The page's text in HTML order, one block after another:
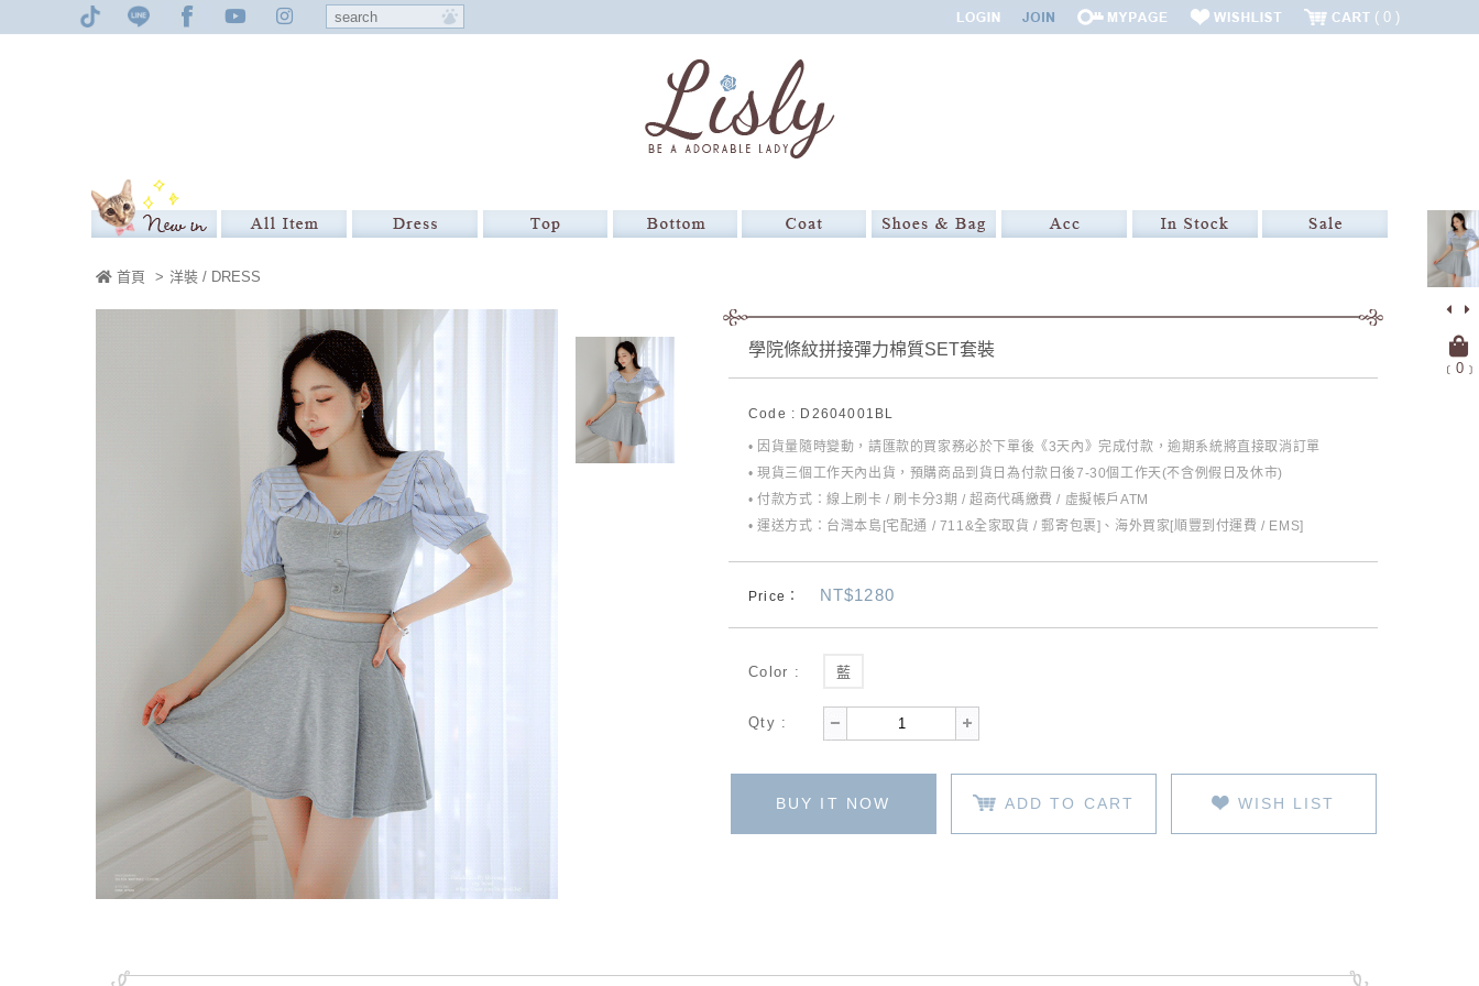
0
﹝ 0﹞
首頁 > 洋裝 / DRESS
學院條紋拼接彈力棉質SET套裝
Code : D2604001BL
• 因貨量隨時變動，請匯款的買家務必於下單後《3天內》完成付款，逾期系統將直接取消訂單
• 現貨三個工作天內出貨，預購商品到貨日為付款日後7-30個工作天(不含例假日及休市)
• 付款方式：線上刷卡 / 刷卡分3期 / 超商代碼繳費 / 虛擬帳戶ATM
• 運送方式：台灣本島[宅配通 / 711&全家取貨 / 郵寄包裹]、海外買家[順豐到付運費 / EMS]
Price： NT$1280
Color : 藍
Qty :
BUY IT NOW ADD TO CART WISH LIST